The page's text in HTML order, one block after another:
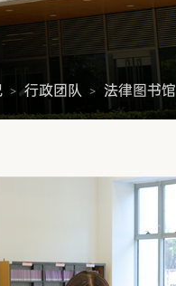
> 行政团队 > 法律图书馆